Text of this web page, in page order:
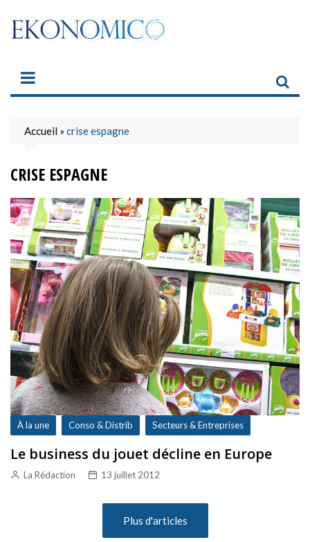
content
Accueil » crise espagne
CRISE ESPAGNE
À la une Conso & Distrib Secteurs & Entreprises
Le business du jouet décline en Europe
La Rédaction 13 juillet 2012
Plus d'articles